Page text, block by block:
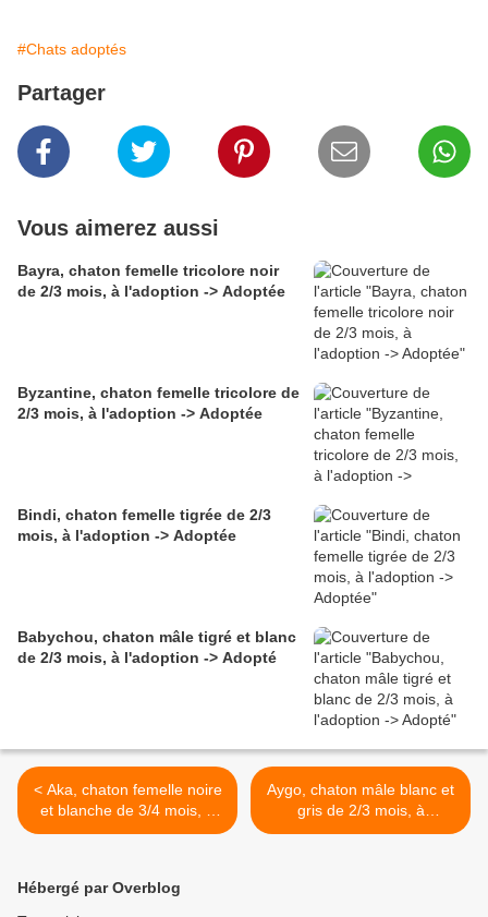
#Chats adoptés
Partager
Vous aimerez aussi
Bayra, chaton femelle tricolore noir
de 2/3 mois, à l'adoption -> Adoptée
Byzantine, chaton femelle tricolore de
2/3 mois, à l'adoption -> Adoptée
Bindi, chaton femelle tigrée de 2/3
mois, à l'adoption -> Adoptée
Babychou, chaton mâle tigré et blanc
de 2/3 mois, à l'adoption -> Adopté
< Aka, chaton femelle noire
et blanche de 3/4 mois, à
l'adoption -> adoptée
Aygo, chaton mâle blanc et
gris de 2/3 mois, à
l'adoption -> adopté >
Hébergé par Overblog